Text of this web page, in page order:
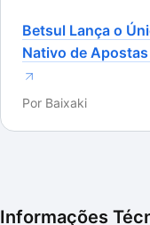
apresentou
Betsul Lança o
Nativo de
Por Baixaki
Informações